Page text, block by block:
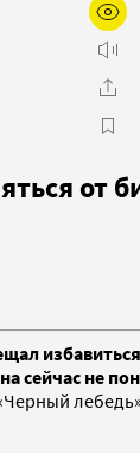
от
сейчас не